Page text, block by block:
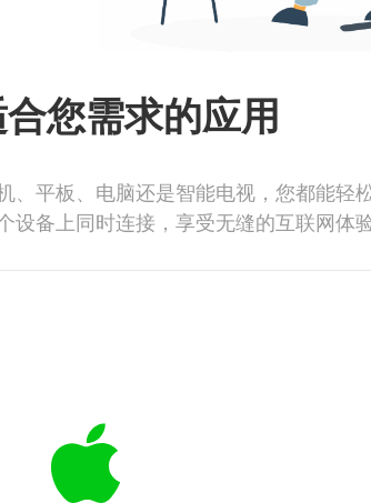
您需求的应用
平板、电脑还是智能电视，您都能轻松
备上同时连接，享受无缝的互联网体验